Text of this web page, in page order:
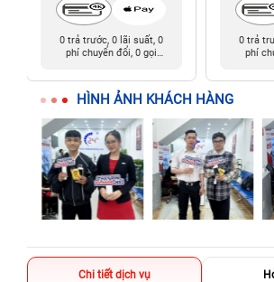
0 trả trước, 0 lãi suất, 0
phí chuyển đổi, 0 gọi
0 trả
phí
HÌNH ẢNH KHÁCH HÀNG
Chi tiết dịch vụ